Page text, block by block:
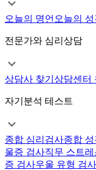
오늘의 명언 오늘의 성
전문가와 심리상담
상담사 찾기 상담센터
자기분석 테스트
종합 심리검사종합
울증 검사직무 스트
증 검사우울 유형 검사